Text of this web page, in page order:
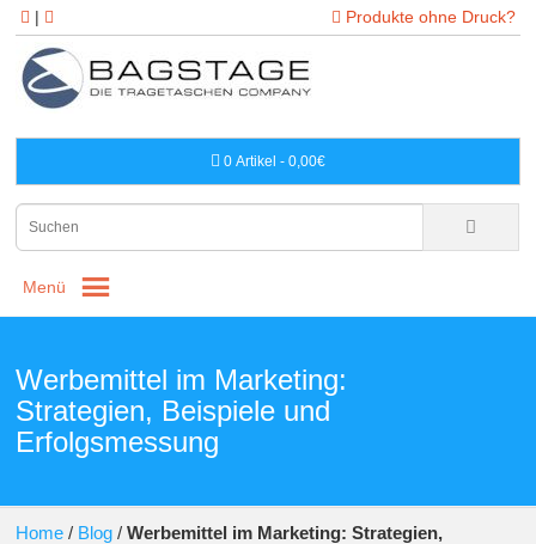
| Produkte ohne Druck?
0 Artikel - 0,00€
Menü
Werbemittel im Marketing:
Strategien, Beispiele und
Erfolgsmessung
Home / Blog /Werbemittel im Marketing: Strategien,